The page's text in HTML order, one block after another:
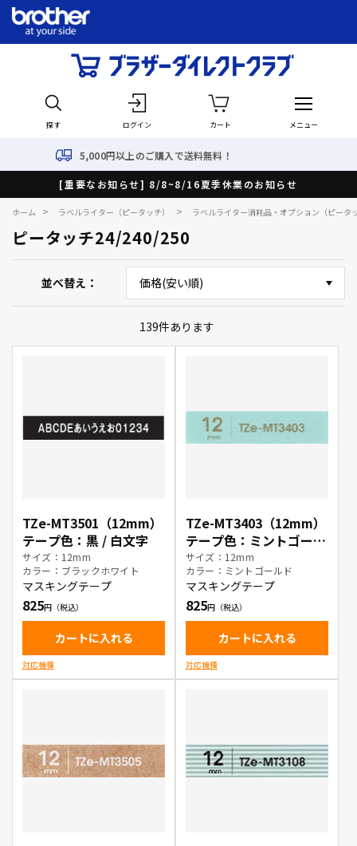
探す ログイン カート メニュー
円以上のご購入で送料無料！
[重要なお知らせ] 8/8~8/16夏季休業のお知らせ
ホーム > ラベルライター（ピータッチ） > ラベルライター消耗品・オプション（ピータ
ピータッチ24/240/250
並べ替え
139件あります
TZe-MT3501（12mm）
テープ色：黒 / 白文字
サイズ：12mm
カラー：ブラックホワイト
マスキングテープ
825
カートに入れる
対応機種
TZe-MT3403（12mm）
テープ色：ミントゴール
ド / 金文字
サイズ：12mm
カラー：ミントゴールド
マスキングテープ
825
カートに入れる
対応機種